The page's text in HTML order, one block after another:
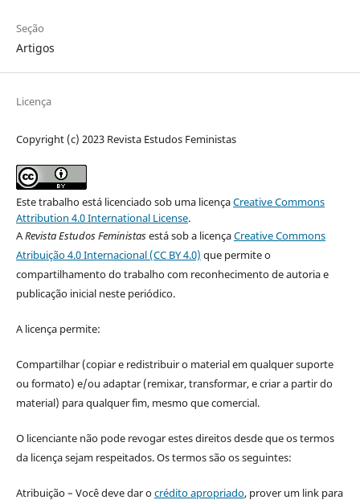
Seção
Artigos
Licença
Copyright (c) 2023 Revista Estudos Feministas
Este trabalho está licenciado sob uma licençaCreative Commons
Attribution 4.0 International License.
ARevista Estudos Feministasestá sob a licençaCreative Commons
Atribuição 4.0 Internacional (CC BY 4.0) que permite o
compartilhamento do trabalho com reconhecimento de autoria e
publicação inicial neste periódico.
A licença permite:
Compartilhar (copiar e redistribuir o material em qualquer suporte
ou formato) e/ou adaptar (remixar, transformar, e criar a partir do
material) para qualquer fim, mesmo que comercial.
O licenciante não pode revogar estes direitos desde que os termos
da licença sejam respeitados. Os termos são os seguintes:
Atribuição – Você deve dar ocrédito apropriado, prover um link para